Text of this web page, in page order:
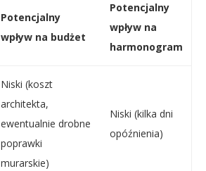
Potencjalny
wpływ na budżet
Potencjalny
wpływ na
harmonogram
Niski (koszt
architekta,
ewentualnie drobne
poprawki
murarskie)
Niski (kilka dni
opóźnienia)